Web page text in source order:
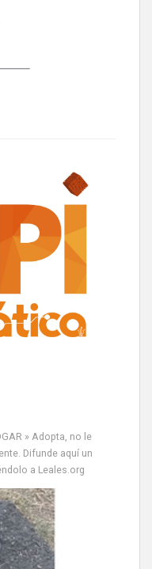
» Adopta, no le
Difunde aquí un
a Leales.org